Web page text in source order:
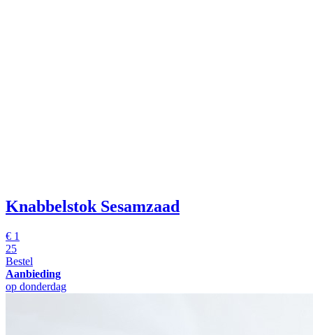
Knabbelstok Sesamzaad
€ 1
25
Bestel
Aanbieding
op donderdag